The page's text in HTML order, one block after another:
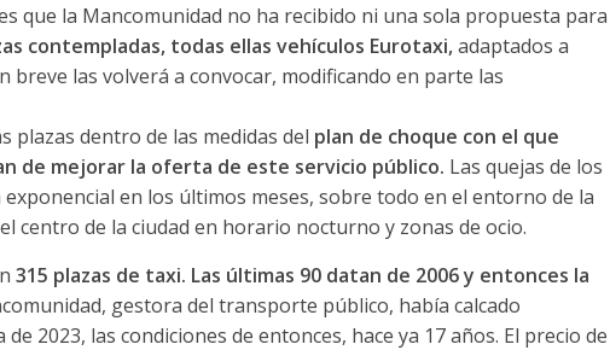
que la Mancomunidad no ha recibido ni una sola propuesta para
contempladas, todas ellas vehículos Eurotaxi,adaptados a
breve las volverá a convocar, modificando en parte las
plazas dentro de las medidas del plan de choque con el que
de mejorar la oferta de este servicio público. Las quejas de los
en los últimos meses, sobre todo en el entorno de la
centro de la ciudad en horario nocturno y zonas de ocio.
315 plazas de taxi. Las últimas 90 datan de 2006 y entonces la
gestora del transporte público, había calcado
2023, las condiciones de entonces, hace ya 17 años. El precio de